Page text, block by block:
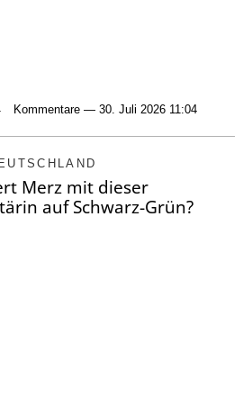
Kommentare — 30. Juli 2026 11:04
Merz mit dieser
auf Schwarz-Grün?